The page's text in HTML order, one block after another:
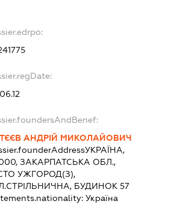
АНДРІЙ МИКОЛАЙОВИЧ
УКРАЇНА,
ЗАКАРПАТСЬКА ОБЛ.,
УЖГОРОД(З),
БУДИНОК 57
Україна